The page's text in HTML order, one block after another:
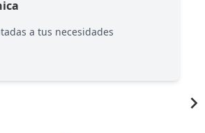
a tus necesidades